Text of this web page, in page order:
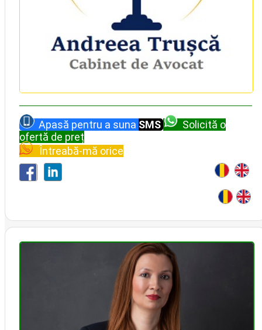
Apasă pentru a suna SMS
Solicită o
ofertă de preț
Întreabă-mă orice